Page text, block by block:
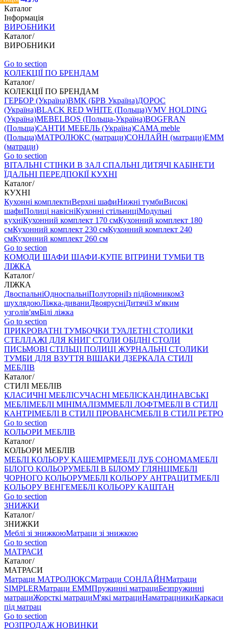
Каталог
Інформація
ВИРОБНИКИ
Каталог/
ВИРОБНИКИ
Go to section
КОЛЕКЦІЇ ПО БРЕНДАМ
Каталог/
КОЛЕКЦІЇ ПО БРЕНДАМ
ГЕРБОР (Україна)ВМК (БРВ Україна)ДОРОС
(Україна)BLACK RED WHITE (Польща)VMV HOLDING
(Україна)MEBELBOS (Польща-Україна)BOGFRAN
(Польща)САНТИ МЕБЕЛЬ (Україна)CAMA meble
(Польща)МАТРОЛЮКС (матраци)СОНЛАЙН (матраци)EMM
(матраци)
Go to section
ВIТАЛЬНI СТІНКИ В ЗАЛ СПАЛЬНІ ДИТЯЧІ КАБІНЕТИ
ЇДАЛЬНI ПЕРЕДПОКІЇ КУХНІ
Каталог/
КУХНІ
Кухонні комплектиВерхні шафиНижні тумбиВисокі
шафиПолиці навісніКухонні стільниціМодульні
кухніКухонний комплект 170 смКухонний комплект 180
смКухонний комплект 230 смКухонний комплект 240
смКухонний комплект 260 см
Go to section
КОМОДИ ШАФИ ШАФИ-КУПЕ ВІТРИНИ ТУМБИ ТВ
ЛІЖКА
Каталог/
ЛІЖКА
ДвоспальніОдноспальніПолуторніІз підйомникомЗ
шухлядоюЛіжка-диваниДвоярусніДитячіЗ м'яким
узголів'ямБілі ліжка
Go to section
ПРИКРОВАТНІ ТУМБОЧКИ ТУАЛЕТНІ СТОЛИКИ
СТЕЛЛАЖІ ДЛЯ КНИГ СТОЛИ ОБІДНІ СТОЛИ
ПИСЬМОВІ СТІЛЬЦI ПОЛИЦІ ЖУРНАЛЬНІ СТОЛИКИ
ТУМБИ ДЛЯ ВЗУТТЯ ВІШАКИ ДЗЕРКАЛА СТИЛІ
МЕБЛІВ
Каталог/
СТИЛІ МЕБЛІВ
КЛАСИЧНІ МЕБЛІСУЧАСНІ МЕБЛІСКАНДИНАВСЬКІ
МЕБЛІМЕБЛІ МІНІМАЛІЗММЕБЛІ ЛОФТМЕБЛІ В СТИЛІ
КАНТРІМЕБЛІ В СТИЛІ ПРОВАНСМЕБЛІ В СТИЛІ РЕТРО
Go to section
КОЛЬОРИ МЕБЛІВ
Каталог/
КОЛЬОРИ МЕБЛІВ
МЕБЛІ КОЛЬОРУ КАШЕМІРМЕБЛІ ДУБ СОНОМАМЕБЛІ
БІЛОГО КОЛЬОРУМЕБЛІ В БІЛОМУ ГЛЯНЦІМЕБЛІ
ЧОРНОГО КОЛЬОРУМЕБЛІ КОЛЬОРУ АНТРАЦИТМЕБЛІ
КОЛЬОРУ ВЕНГЕМЕБЛІ КОЛЬОРУ КАШТАН
Go to section
ЗНИЖКИ
Каталог/
ЗНИЖКИ
Меблі зі знижкоюМатраци зі знижкою
Go to section
МАТРАСИ
Каталог/
МАТРАСИ
Матраци МАТРОЛЮКСМатраци СОНЛАЙНМатраци
SIMPLERМатраци ЕММПружинні матрациБезпружинні
матрациЖорсткі матрациМ'які матрациНаматрацникиКаркаси
під матрац
Go to section
РОЗПРОДАЖ НОВИНКИ